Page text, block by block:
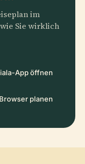
im
Sie wirklich
App öffnen
planen